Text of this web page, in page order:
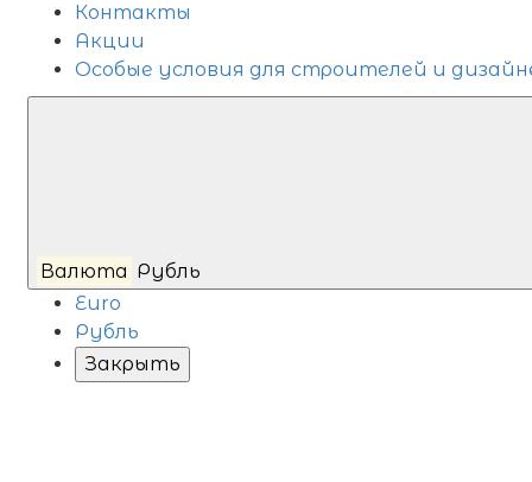
Контакты
Акции
Особые условия для строителей и
Валюта Рубль
Euro
Рубль
Закрыть